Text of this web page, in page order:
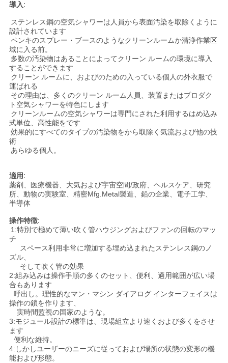
ス
事
件
地
図
プ
ラ
イ
バ
シ
ー
ポ
リ
シ
ー
導入:
ステンレス鋼の空気シャワーは人員から表面汚染を取除くように
設計されています
ペンキのスプレー・ブースのようなクリーンルームか清浄作業区
域に入る前。
多数の汚染物はあることによってクリーン ルームの環境に導入
することができます
クリーン ルームに、およびのための入っている個人の外衣服で
運ばれる
その理由は、多くのクリーン ルーム人員、装置またはプロダク
ト空気シャワーを特色にします
クリーンルームの空気シャワーは専門にされた利用するはめ込み
式単位、高性能をです
効果的にすべてのタイプの汚染物をから取除く気流および他の技
術
あらゆる個人。
適用:
薬剤、医療機器、大気および宇宙空間/政府、ヘルスケア、研究
所、動物の実験室、精密Mfg.Metal製造、鉛の企業、電子工学、
半導体
操作特徴:
1:特別で極めて薄い吹く管ハウジングおよびファンの回転のマッ
チ
スペース利用非常に増加する埋め込まれたステンレス鋼のノ
ズル、
そして吹く管の効果
2:組み込みは操作手順の多くのセット、便利、適用範囲が広い場
合もあります
呼出し。理性的なマン・マシン ダイアログ インターフェイスは
操作の鎖を作ります、
実時間監視の国家のような。
3:モジュール設計の標準は、現場組立より速くおよび多くをさせ
ます
便利な維持。
4:しかしユーザーのニーズに従っておよび場所の状態の変形の機
能および形態。